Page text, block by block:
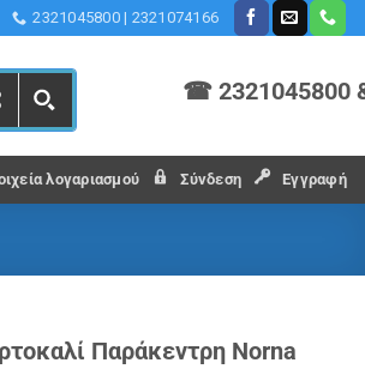
2321045800 | 2321074166
☎ 2321045800
λογαριασμού Σύνδεση Εγγραφή
Παράκεντρη Norna